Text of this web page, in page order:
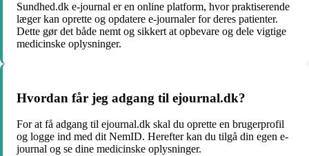
Sundhed.dk e-journal er en online platform, hvor praktiserende
læger kan oprette og opdatere e-journaler for deres patienter.
Dette gør det både nemt og sikkert at opbevare og dele vigtige
medicinske oplysninger.
Hvordan får jeg adgang til ejournal.dk?
For at få adgang til ejournal.dk skal du oprette en brugerprofil
og logge ind med dit NemID. Herefter kan du tilgå din egen e-
journal og se dine medicinske oplysninger.